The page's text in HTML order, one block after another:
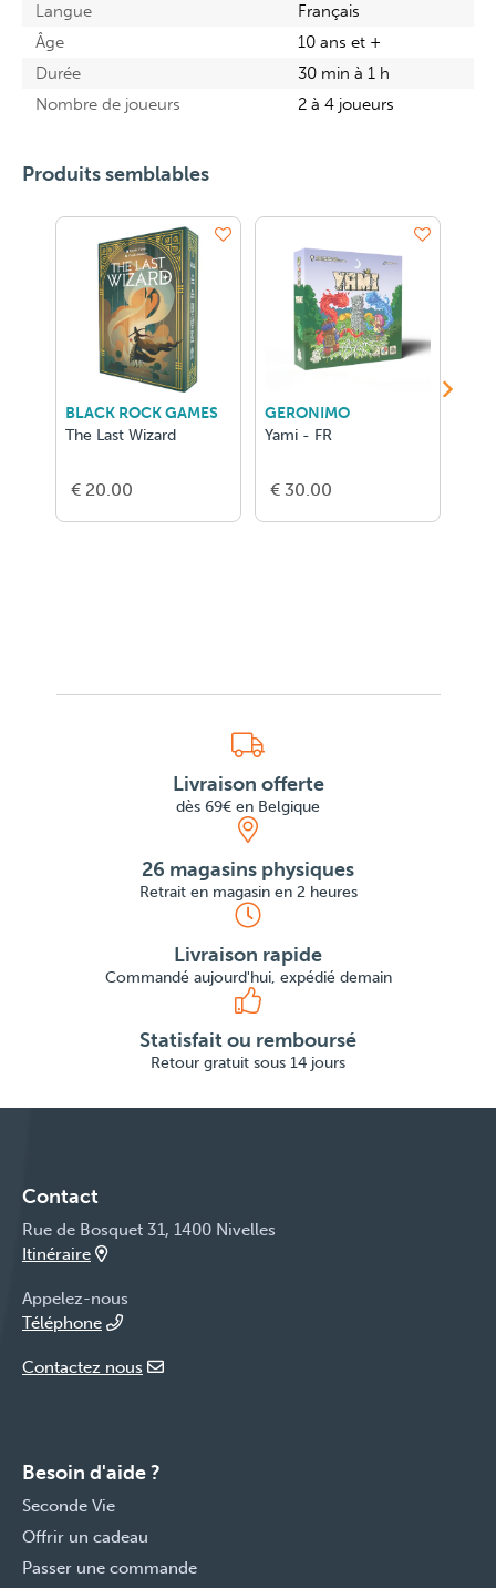
Langue
Français
Âge
10 ans et +
Durée
30 min à 1 h
Nombre de joueurs
2 à 4 joueurs
Produits semblables
BLACK ROCK GAMES
The Last Wizard
€ 20.00
GERONIMO
Yami - FR
€ 30.00
Livraison offerte
dès 69€ en Belgique
26 magasins physiques
Retrait en magasin en 2 heures
Livraison rapide
Commandé aujourd'hui, expédié demain
Statisfait ou remboursé
Retour gratuit sous 14 jours
Contact
Rue de Bosquet 31, 1400 Nivelles
Itinéraire
Appelez-nous
Téléphone
Contactez nous
Besoin d'aide ?
Seconde Vie
Offrir un cadeau
Passer une commande